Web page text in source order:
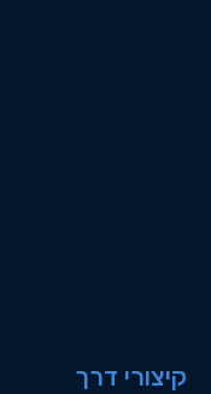
קיצורי דרך